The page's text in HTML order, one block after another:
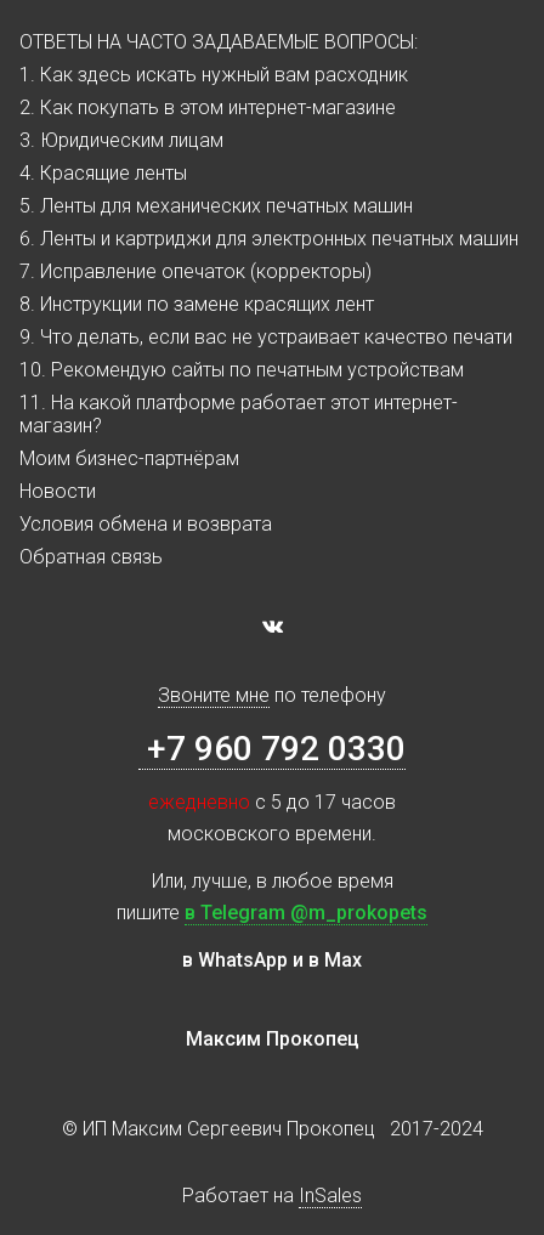
ОТВЕТЫ НА ЧАСТО ЗАДАВАЕМЫЕ ВОПРОСЫ:
1. Как здесь искать нужный вам расходник
2. Как покупать в этом интернет-магазине
3. Юридическим лицам
4. Красящие ленты
5. Ленты для механических печатных машин
6. Ленты и картриджи для электронных печатных машин
7. Исправление опечаток (корректоры)
8. Инструкции по замене красящих лент
9. Что делать, если вас не устраивает качество печати
10. Рекомендую сайты по печатным устройствам
11. На какой платформе работает этот интернет-
магазин?
Моим бизнес-партнёрам
Новости
Условия обмена и возврата
Обратная связь
Звоните мне по телефону
+7 960 792 0330
ежедневно с 5 до 17 часов
московского времени.
Или, лучше, в любое время
пишите в Telegram @m_prokopets
в WhatsApp и в Max
Максим Прокопец
© ИП Максим Сергеевич Прокопец 2017-2024
Работает на InSales